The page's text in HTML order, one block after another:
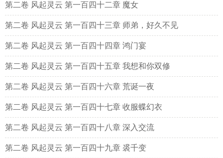
第二卷 风起灵云 第一百四十二章 魔女
第二卷 风起灵云 第一百四十三章 师弟，好久不见
第二卷 风起灵云 第一百四十四章 鸿门宴
第二卷 风起灵云 第一百四十五章 我想和你双修
第二卷 风起灵云 第一百四十六章 荒诞一夜
第二卷 风起灵云 第一百四十七章 收服蝶幻衣
第二卷 风起灵云 第一百四十八章 深入交流
第二卷 风起灵云 第一百四十九章 裘千变